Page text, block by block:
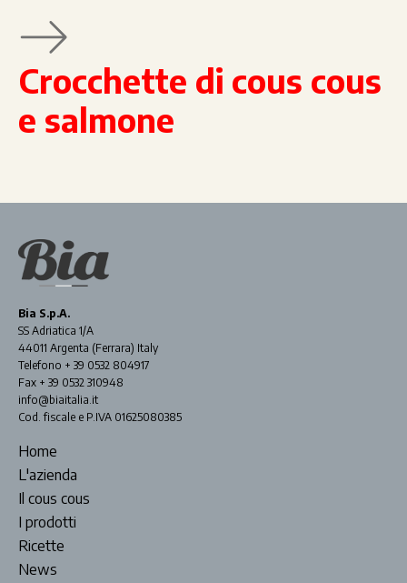
Crocchette di cous cous
e salmone
Bia S.p.A.
SS Adriatica 1/A
44011 Argenta (Ferrara) Italy
Telefono + 39 0532 804917
Fax + 39 0532 310948
info@biaitalia.it
Cod. fiscale e P.IVA 01625080385
Home
L'azienda
Il cous cous
I prodotti
Ricette
News